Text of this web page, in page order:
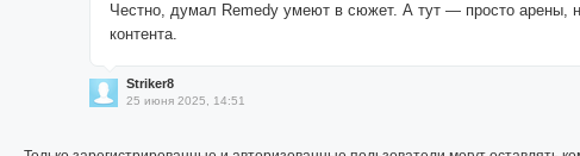
Честно, думал Remedy умеют в сюжет. А тут — просто арены,
контента.
Striker8
25 июня 2025, 14:51